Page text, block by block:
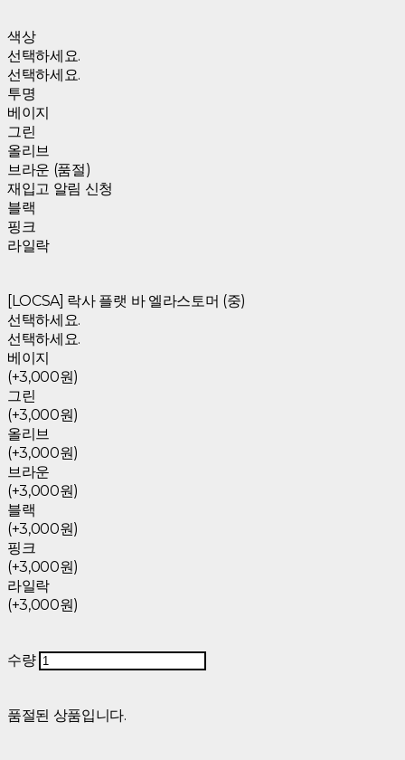
색상
선택하세요.
선택하세요.
투명
베이지
그린
올리브
브라운 (품절)
재입고 알림 신청
블랙
핑크
라일락
[LOCSA] 락사 플랫 바 엘라스토머 (중)
선택하세요.
선택하세요.
베이지
(+3,000원)
그린
(+3,000원)
올리브
(+3,000원)
브라운
(+3,000원)
블랙
(+3,000원)
핑크
(+3,000원)
라일락
(+3,000원)
수량
품절된 상품입니다.